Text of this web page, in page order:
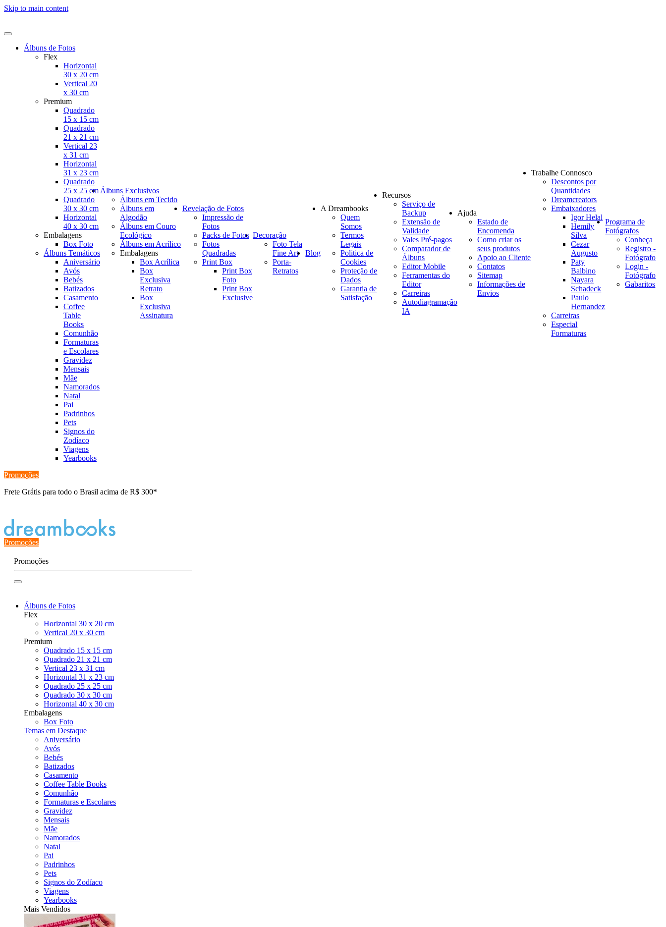
Skip to main content
Álbuns de Fotos
Flex
Horizontal
30 x 20 cm
Vertical 20
x 30 cm
Premium
Quadrado
15 x 15 cm
Quadrado
21 x 21 cm
Vertical 23
x 31 cm
Horizontal
31 x 23 cm
Quadrado
25 x 25 cm
Quadrado
30 x 30 cm
Horizontal
40 x 30 cm
Embalagens
Box Foto
Álbuns Temáticos
Aniversário
Avós
Bebés
Batizados
Casamento
Coffee
Table
Books
Comunhão
Formaturas
e Escolares
Gravidez
Mensais
Mãe
Namorados
Natal
Pai
Padrinhos
Pets
Signos do
Zodíaco
Viagens
Yearbooks
Álbuns Exclusivos
Álbuns em Tecido
Álbuns em
Algodão
Álbuns em Couro
Ecológico
Álbuns em Acrílico
Embalagens
Box Acrílica
Box
Exclusiva
Retrato
Box
Exclusiva
Assinatura
Revelação de Fotos
Impressão de
Fotos
Packs de Fotos
Fotos
Quadradas
Print Box
Print Box
Foto
Print Box
Exclusive
Decoração
Foto Tela
Fine Art
Porta-
Retratos
Blog
A Dreambooks
Quem
Somos
Termos
Legais
Politica de
Cookies
Proteção de
Dados
Garantia de
Satisfação
Recursos
Serviço de
Backup
Extensão de
Validade
Vales Pré-pagos
Comparador de
Álbuns
Editor Mobile
Ferramentas do
Editor
Carreiras
Autodiagramação
IA
Ajuda
Estado de
Encomenda
Como criar os
seus produtos
Apoio ao Cliente
Contatos
Sitemap
Informações de
Envios
Trabalhe Connosco
Descontos por
Quantidades
Dreamcreators
Embaixadores
Igor Helal
Hemily
Silva
Cezar
Augusto
Paty
Balbino
Nayara
Schadeck
Paulo
Hernandez
Carreiras
Especial
Formaturas
Programa de
Fotógrafos
Conheça
Registro -
Fotógrafo
Login -
Fotógrafo
Gabaritos
Promoções
Frete Grátis para todo o Brasil acima de R$ 300*
Promoções
Promoções
Álbuns de Fotos
Flex
Horizontal 30 x 20 cm
Vertical 20 x 30 cm
Premium
Quadrado 15 x 15 cm
Quadrado 21 x 21 cm
Vertical 23 x 31 cm
Horizontal 31 x 23 cm
Quadrado 25 x 25 cm
Quadrado 30 x 30 cm
Horizontal 40 x 30 cm
Embalagens
Box Foto
Temas em Destaque
Aniversário
Avós
Bebés
Batizados
Casamento
Coffee Table Books
Comunhão
Formaturas e Escolares
Gravidez
Mensais
Mãe
Namorados
Natal
Pai
Padrinhos
Pets
Signos do Zodíaco
Viagens
Yearbooks
Mais Vendidos